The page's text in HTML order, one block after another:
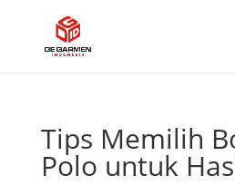
Tips Memilih
Polo untuk